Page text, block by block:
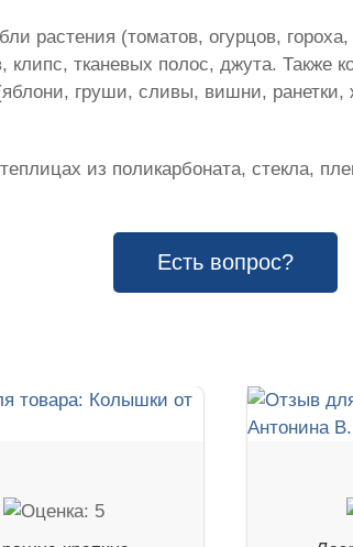
растения (томатов, огурцов,
тканевых полос, джута. Также
груши, сливы, вишни,
из поликарбоната, стекла,
Есть вопрос?